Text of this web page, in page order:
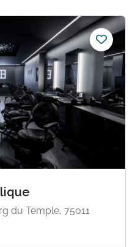
du Temple, 75011